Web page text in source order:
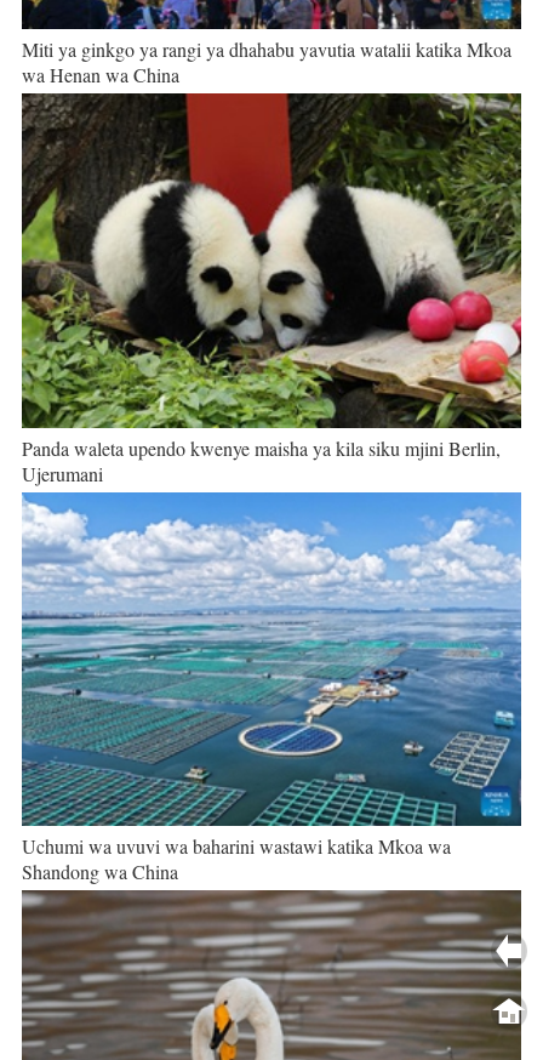
Miti ya ginkgo ya rangi ya dhahabu yavutia watalii katika Mkoa
wa Henan wa China
Panda waleta upendo kwenye maisha ya kila siku mjini Berlin,
Ujerumani
Uchumi wa uvuvi wa baharini wastawi katika Mkoa wa
Shandong wa China